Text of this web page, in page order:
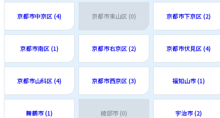
京都市中京区 (4) 京都市東山区 (0) 京都市下京区 (2)
京都市南区 (1) 京都市右京区 (2) 京都市伏見区 (4)
京都市山科区 (4) 京都市西京区 (3) 福知山市 (1)
舞鶴市 (1) 綾部市 (0) 宇治市 (2)